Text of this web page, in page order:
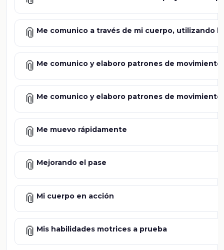
📎 Me comunico a través de mi cuerpo, utilizando
📎 Me comunico y elaboro patrones de
📎 Me comunico y elaboro patrones de
📎 Me muevo rápidamente
📎 Mejorando el pase
📎 Mi cuerpo en acción
📎 Mis habilidades motrices a prueba